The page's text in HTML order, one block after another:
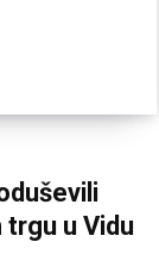
u Vidu